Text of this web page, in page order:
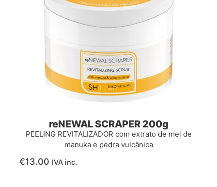
reNEWAL SCRAPER 200g
PEELING REVITALIZADOR com extrato de mel de
manuka e pedra vulcânica
€13.00 IVA inc.